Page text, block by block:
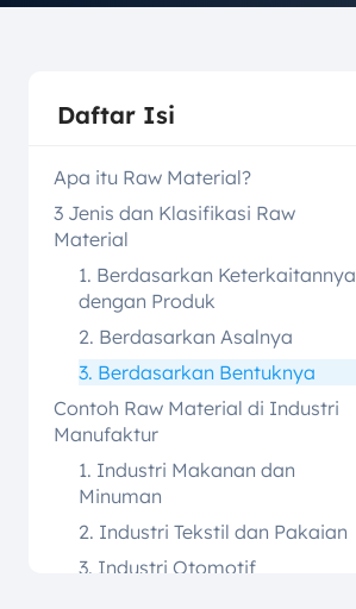
Daftar Isi
Apa itu Raw Material?
3 Jenis dan Klasifikasi Raw
Material
1. Berdasarkan Keterkaitannya
dengan Produk
2. Berdasarkan Asalnya
3. Berdasarkan Bentuknya
Contoh Raw Material di Industri
Manufaktur
1. Industri Makanan dan
Minuman
2. Industri Tekstil dan Pakaian
3. Industri Otomotif